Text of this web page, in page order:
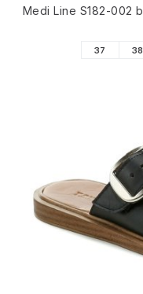
Medi Line S182-002
37 38